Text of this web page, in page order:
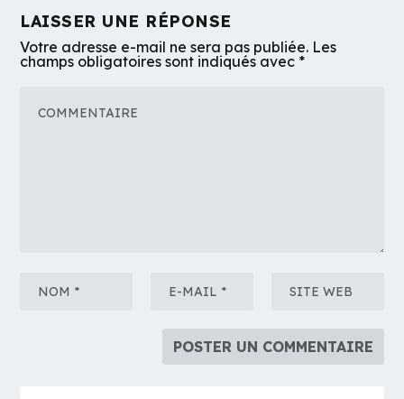
LAISSER UNE RÉPONSE
Votre adresse e-mail ne sera pas publiée. Les
champs obligatoires sont indiqués avec *